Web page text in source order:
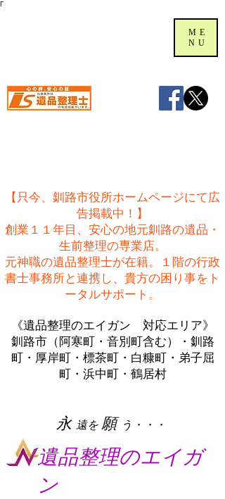
Γ
​永 遠を 願 う・・・
遺品整理のエイガ
ン
【只今、釧路市役所ホームページにて広
告掲載中！】
創業１１年目、安心の地元釧路の遺品・
生前整理の専業店。
​元神職の遺品整理士が在籍。１階の行政
書士事務所と連携し、貴方の困り事をト
ータルサポート。
《遺品整理のエイガン 対応エリア》
釧路市（阿寒町・音別町含む）・釧路
町・厚岸町・標茶町・白糠町・弟子屈
町・浜中町・鶴居村
ME
NU